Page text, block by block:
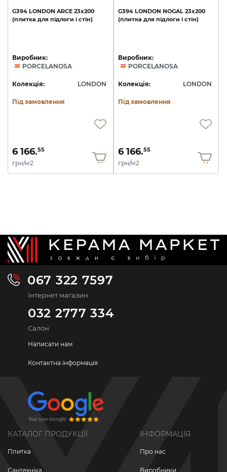
G394 LONDON ARCE 23x200
(плитка для підлоги і стін)
Виробник:
PORCELANOSA
Колекція: LONDON
Під замовлення
6 166.55
грн/м2
G394 LONDON NOGAL 23x200
(плитка для підлоги і стін)
Виробник:
PORCELANOSA
Колекція: LONDON
Під замовлення
6 166.55
грн/м2
067 322 7597
Інтернет магазин
032 2777 334
Салон
Написати нам
Контактна інформація
КАТАЛОГ ПРОДУКЦІЇ
Плитка
Сантехніка
ІНФОРМАЦІЯ
Про нас
Виробники